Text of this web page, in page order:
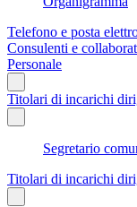
Telefono e posta
Consulenti e
Personale
Titolari di incarichi
Segretario
Titolari di incarichi